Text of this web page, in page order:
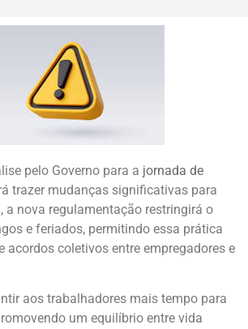
pelo Governo para a jornada de
trazer mudanças significativas para
a nova regulamentação restringirá o
e feriados, permitindo essa prática
acordos coletivos entre empregadores e
aos trabalhadores mais tempo para
um equilíbrio entre vida